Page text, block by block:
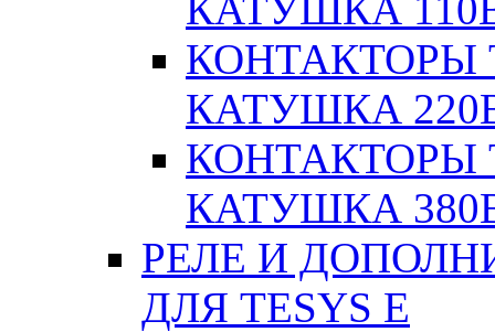
КОНТАКТОРЫ
КАТУШКА
КОНТАКТОРЫ
КАТУШКА
РЕЛЕ И
ДЛЯ TESYS E